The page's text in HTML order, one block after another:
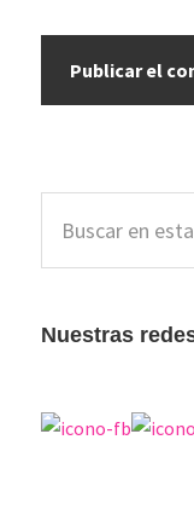
Barra
lateral
esta
Nuestras